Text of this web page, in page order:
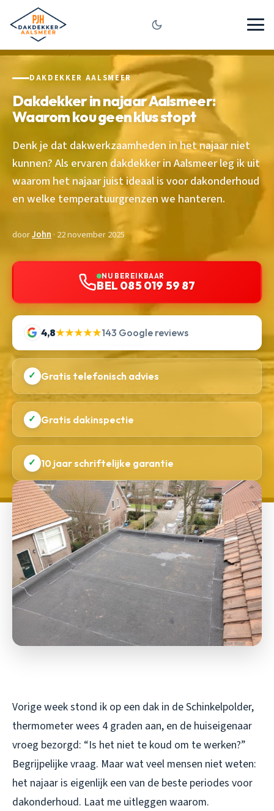
DAKDEKKER AALSMEER
Dakdekker in najaar Aalsmeer:
Waarom kou geen klus stopt
Denk je dat dakwerkzaamheden in het najaar niet
kunnen? Als ervaren dakdekker in Aalsmeer leg ik uit
waarom het najaar juist ideaal is voor dakonderhoud
en welke temperatuurgrenzen we hanteren.
doorJohn · 22 november 2025
NU BEREIKBAAR
BEL 085 019 59 87
4,8★★★★★143 Google reviews
✓ Gratis telefonisch advies
✓ Gratis dakinspectie
✓ 10 jaar schriftelijke garantie
Vorige week stond ik op een dak in de Schinkelpolder,
thermometer wees 4 graden aan, en de huiseigenaar
vroeg bezorgd: “Is het niet te koud om te werken?”
Begrijpelijke vraag. Maar wat veel mensen niet weten:
het najaar is eigenlijk een van de beste periodes voor
dakonderhoud. Laat me uitleggen waarom.